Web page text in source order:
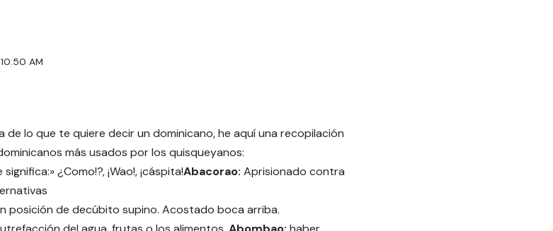
AM
de lo que te quiere decir un dominicano, he aquí una recopilación
más usados por los quisqueyanos:
¿Como!?, ¡Wao!, ¡cáspita!Abacorao: Aprisionado contra
posición de decúbito supino. Acostado boca arriba.